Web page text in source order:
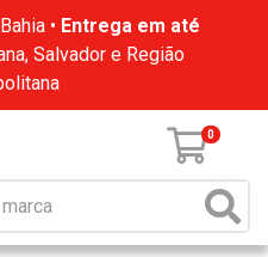
• Entrega em até
Salvador e Região
0